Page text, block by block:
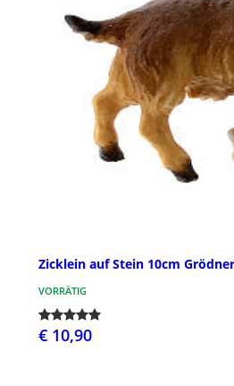
Zicklein auf Stein 10cm
VORRÄTIG
€ 10,90